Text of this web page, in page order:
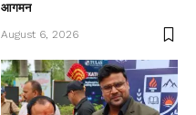
आगमन
August 6, 2026